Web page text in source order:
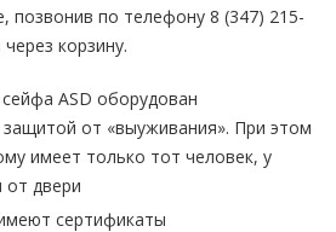
позвонив по телефону 8 (347) 215-
корзину.
ASD оборудован
от «выуживания». При этом
имеет только тот человек, у
от двери
сертификаты